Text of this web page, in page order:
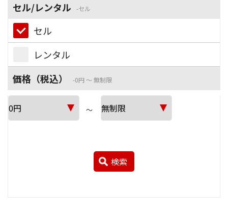
セル/レンタル セル
セル
レンタル
価格（税込）
0円 ～ 無制限
～
検索